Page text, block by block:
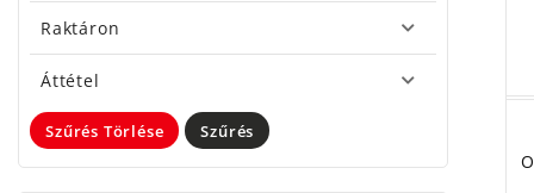
Raktáron
Áttétel
Szűrés Törlése Szűrés
Ha
A